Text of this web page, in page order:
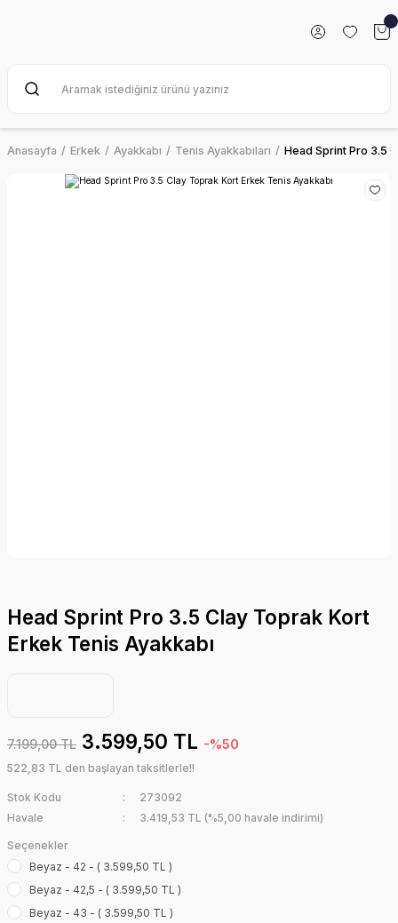
Anasayfa Erkek Ayakkabı Tenis Ayakkabıları Head Sprint Pro 3.5
Head Sprint Pro 3.5 Clay Toprak Kort
Erkek Tenis Ayakkabı
7.199,00 TL 3.599,50 TL -%50
522,83 TL den başlayan taksitlerle!!
Stok Kodu
273092
Havale
3.419,53 TL (%5,00 havale indirimi)
Seçenekler
Beyaz - 42 - ( 3.599,50 TL )
Beyaz - 42,5 - ( 3.599,50 TL )
Beyaz - 43 - ( 3.599,50 TL )